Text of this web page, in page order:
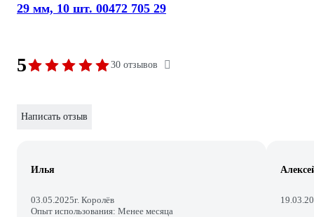
29 мм, 10 шт. 00472 705 29
5 30 отзывов
Написать отзыв
Илья
03.05.2025г. Королёв
Опыт использования: Менее месяца